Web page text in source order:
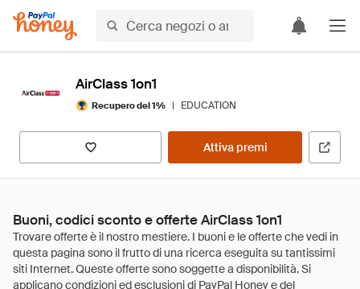
AirClass 1on1
Recupero del 1% | EDUCATION
Attiva premi
Buoni, codici sconto e offerte AirClass 1on1